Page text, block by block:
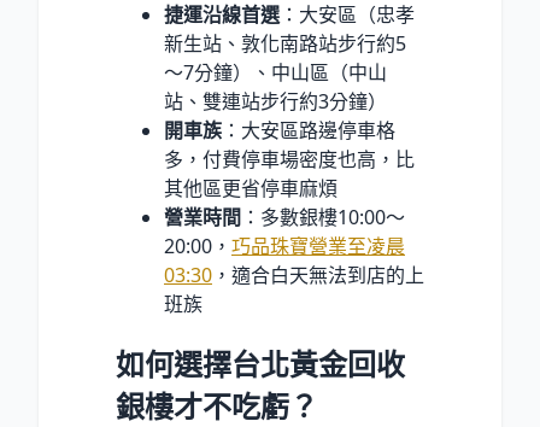
捷運沿線首選 ：大安區（忠孝
新生站、敦化南路站步行約5
～7分鐘）、中山區（中山
站、雙連站步行約3分鐘）
開車族 ：大安區路邊停車格
多，付費停車場密度也高，比
其他區更省停車麻煩
營業時間 ：多數銀樓10:00～
20:00， 巧品珠寶營業至凌晨
03:30 ，適合白天無法到店的上
班族
如何選擇台北黃金回收
銀樓才不吃虧？